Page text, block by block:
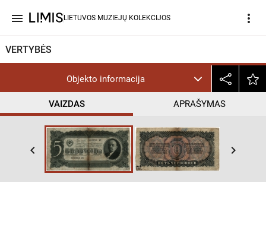
menu LIETUVOS MUZIEJŲ KOLEKCIJOS more_vert
VERTYBĖS
Objekto informacija
VAIZDAS APRAŠYMAS
keyboard_arrow_left keyboard_arrow_right